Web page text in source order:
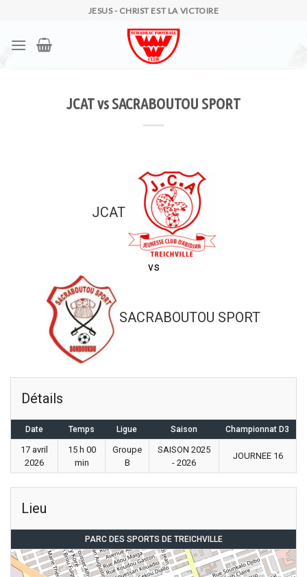
content
JESUS - CHRIST EST LA VICTOIRE
JCAT vs SACRABOUTOU SPORT
JCAT
vs
SACRABOUTOU SPORT
Détails
Date Temps Ligue Saison Championnat D3
17 avril
2026
15 h 00
min
Groupe
B
SAISON 2025
- 2026
JOURNEE 16
Lieu
PARC DES SPORTS DE TREICHVILLE